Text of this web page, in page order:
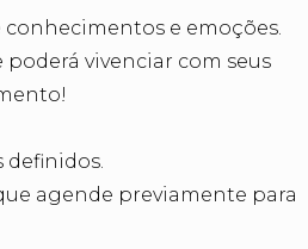
e emoções.
vivenciar com seus
definidos.
agende previamente para